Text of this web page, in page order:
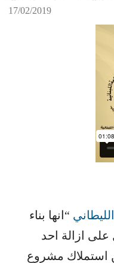
17/02/2019
​ “انها بناء
ازالة احد
استملاك مشروع